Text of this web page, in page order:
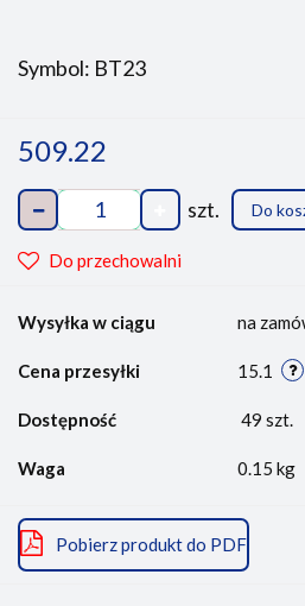
Symbol: BT23
509.22
szt. Do
Do przechowalni
Wysyłka w ciągu na
Cena przesyłki 15.1
Dostępność 49 szt.
Waga 0.15 kg
Pobierz produkt do PDF